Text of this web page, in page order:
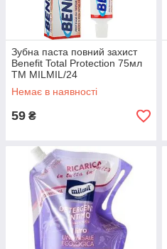
Зубна паста повний захист
Benefit Total Protection 75мл
TM MILMIL/24
Немає в наявності
59 ₴